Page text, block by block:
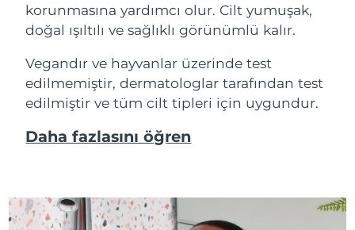
korunmasına yardımcı olur. Cilt yumuşak,
doğal ışıltılı ve sağlıklı görünümlü kalır.
Vegandır ve hayvanlar üzerinde test
edilmemiştir, dermatologlar tarafından test
edilmiştir ve tüm cilt tipleri için uygundur.
Daha fazlasını öğren